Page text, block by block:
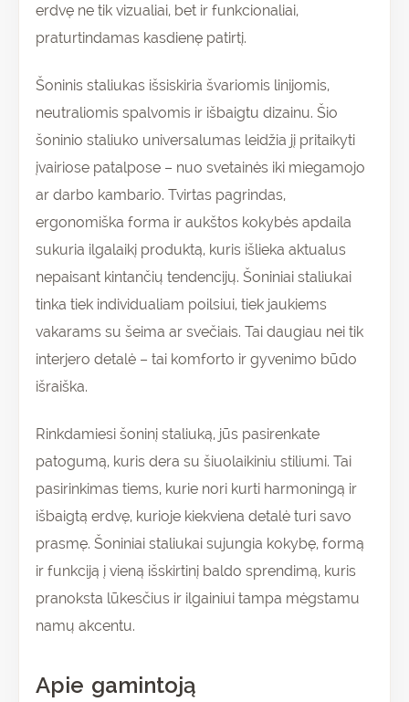
erdvę ne tik vizualiai, bet ir funkcionaliai,
praturtindamas kasdienę patirtį.
Šoninis staliukas išsiskiria švariomis linijomis,
neutraliomis spalvomis ir išbaigtu dizainu. Šio
šoninio staliuko universalumas leidžia jį pritaikyti
įvairiose patalpose – nuo svetainės iki miegamojo
ar darbo kambario. Tvirtas pagrindas,
ergonomiška forma ir aukštos kokybės apdaila
sukuria ilgalaikį produktą, kuris išlieka aktualus
nepaisant kintančių tendencijų. Šoniniai staliukai
tinka tiek individualiam poilsiui, tiek jaukiems
vakarams su šeima ar svečiais. Tai daugiau nei tik
interjero detalė – tai komforto ir gyvenimo būdo
išraiška.
Rinkdamiesi šoninį staliuką, jūs pasirenkate
patogumą, kuris dera su šiuolaikiniu stiliumi. Tai
pasirinkimas tiems, kurie nori kurti harmoningą ir
išbaigtą erdvę, kurioje kiekviena detalė turi savo
prasmę. Šoniniai staliukai sujungia kokybę, formą
ir funkciją į vieną išskirtinį baldo sprendimą, kuris
pranoksta lūkesčius ir ilgainiui tampa mėgstamu
namų akcentu.
Apie gamintoją